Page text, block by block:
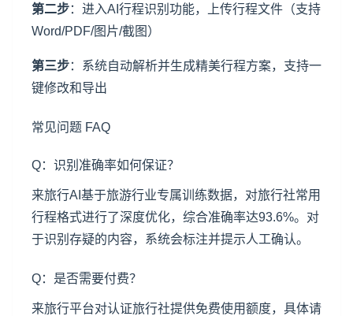
第二步：进入AI行程识别功能，上传行程文件（支持
Word/PDF/图片/截图）
第三步：系统自动解析并生成精美行程方案，支持一
键修改和导出
常见问题 FAQ
Q：识别准确率如何保证？
来旅行AI基于旅游行业专属训练数据，对旅行社常用
行程格式进行了深度优化，综合准确率达93.6%。对
于识别存疑的内容，系统会标注并提示人工确认。
Q：是否需要付费？
来旅行平台对认证旅行社提供免费使用额度，具体请